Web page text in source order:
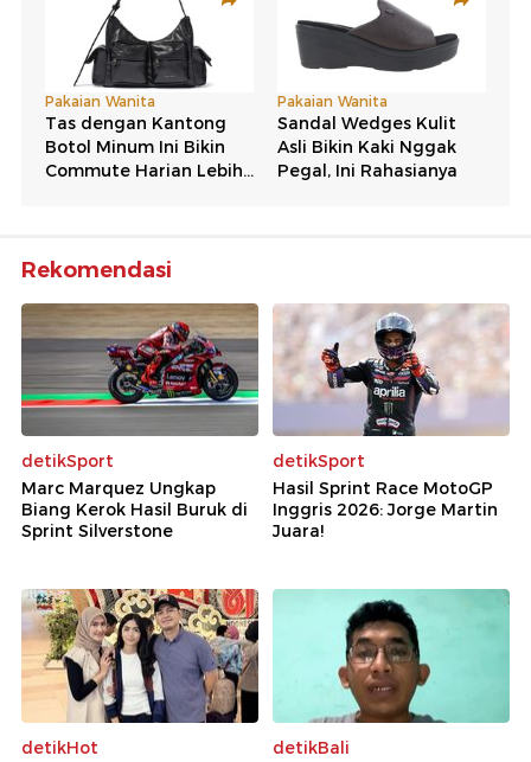
Rekomendasi
detikSport
Marc Marquez Ungkap
Biang Kerok Hasil Buruk di
Sprint Silverstone
detikSport
Hasil Sprint Race MotoGP
Inggris 2026: Jorge Martin
Juara!
detikHot
detikBali